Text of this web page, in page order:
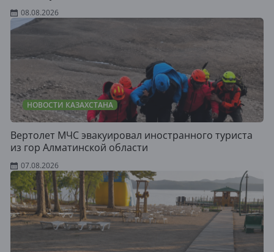
08.08.2026
НОВОСТИ КАЗАХСТАНА
Вертолет МЧС эвакуировал иностранного туриста
из гор Алматинской области
07.08.2026